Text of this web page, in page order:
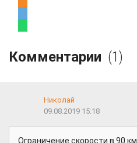
Комментарии (1)
Николай
09.08.2019 15:18
Ограничение скорости в 90